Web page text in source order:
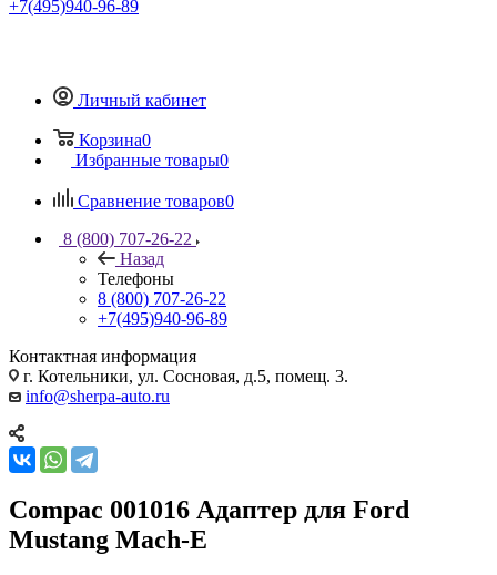
+7(495)940-96-89
Личный кабинет
Корзина0
Избранные товары0
Сравнение товаров0
8 (800) 707-26-22
Назад
Телефоны
8 (800) 707-26-22
+7(495)940-96-89
Контактная информация
г. Котельники, ул. Сосновая, д.5, помещ. 3.
info@sherpa-auto.ru
Compac 001016 Адаптер для Ford
Mustang Mach-E